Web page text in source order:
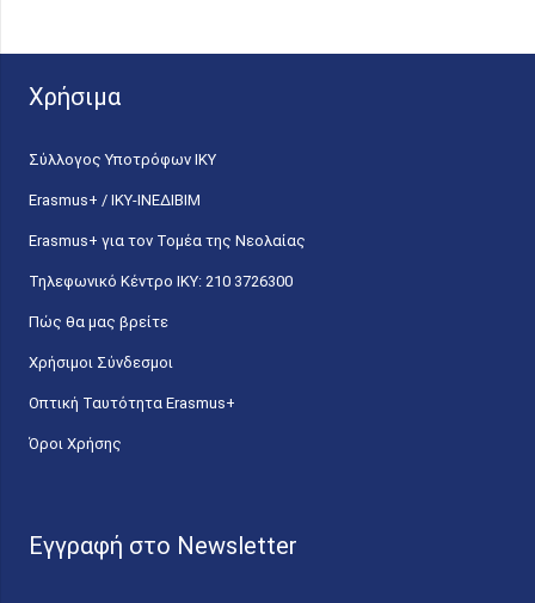
Χρήσιμα
Σύλλογος Υποτρόφων ΙΚΥ
Erasmus+ / ΙΚΥ-ΙΝΕΔΙΒΙΜ
Erasmus+ για τον Τομέα της Νεολαίας
Τηλεφωνικό Κέντρο IKY: 210 3726300
Πώς θα μας βρείτε
Χρήσιμοι Σύνδεσμοι
Οπτική Ταυτότητα Erasmus+
Όροι Χρήσης
Εγγραφή στο Newsletter